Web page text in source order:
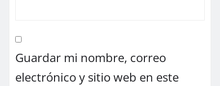
Guardar mi nombre, correo
electrónico y sitio web en este